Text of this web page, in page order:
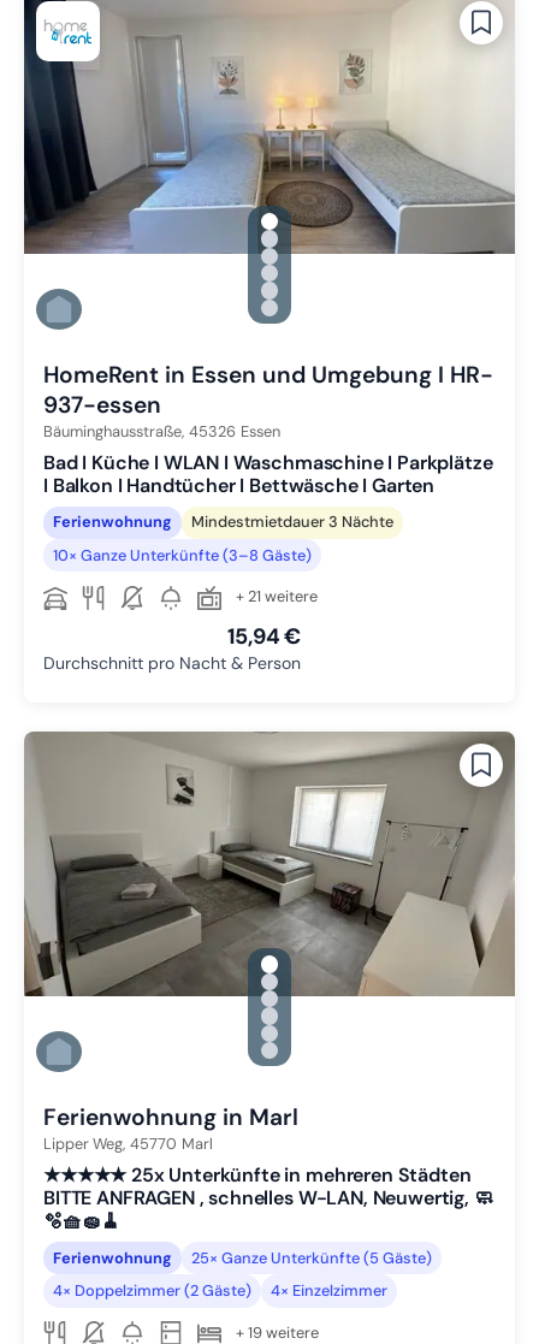
gallery.slide_selector
Zu Slide 1 wechseln
Zu Slide 2 wechseln
Zu Slide 3 wechseln
Zu Slide 4 wechseln
Zu Slide 5 wechseln
Zu Slide 6 wechseln
HomeRent in Essen und Umgebung I HR-
937-essen
Bäuminghausstraße, 45326 Essen
Bad I Küche I WLAN I Waschmaschine I Parkplätze
I Balkon I Handtücher I Bettwäsche I Garten
Ferienwohnung
Mindestmietdauer 3 Nächte
10× Ganze Unterkünfte (3–8 Gäste)
+ 21 weitere
15,94 €
Durchschnitt pro Nacht & Person
gallery.slide_selector
Zu Slide 1 wechseln
Zu Slide 2 wechseln
Zu Slide 3 wechseln
Zu Slide 4 wechseln
Zu Slide 5 wechseln
Zu Slide 6 wechseln
Ferienwohnung in Marl
Lipper Weg, 45770 Marl
★★★★★ 25x Unterkünfte in mehreren Städten
BITTE ANFRAGEN , schnelles W-LAN, Neuwertig, 🧼
🫧🧺🧽🧹
Ferienwohnung
25× Ganze Unterkünfte (5 Gäste)
4× Doppelzimmer (2 Gäste)
4× Einzelzimmer
+ 19 weitere